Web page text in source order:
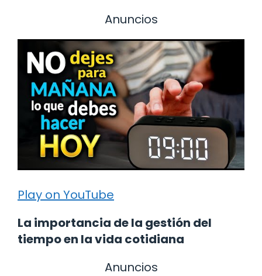
Anuncios
Play on YouTube
La importancia de la gestión del
tiempo en la vida cotidiana
Anuncios